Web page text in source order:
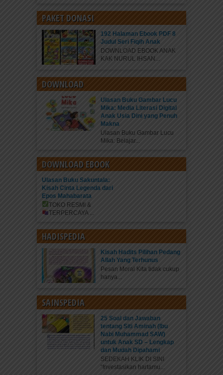
PAKET DONASI
192 Halaman Ebook PDF 8
Judul Seri Fiqih Anak
DOWNLOAD EBOOK ANAK
KAK NURUL IHSAN...
DOWNLOAD
Ulasan Buku Gambar Lucu
Mika: Media Literasi Digital
Anak Usia Dini yang Penuh
Makna
Ulasan Buku Gambar Lucu
Mika: Belajar...
DOWNLOAD EBOOK
Ulasan Buku Sakuntala:
Kisah Cinta Legenda dari
Epos Mahabarata
TOKO RESMI &
TERPERCAYA ...
HADISPEDIA
Kisah Hadits Pilihan Pedang
Allah Yang Terhunus
Pesan Moral Kita tidak cukup
hanya...
SAINSPEDIA
25 Soal dan Jawaban
tentang Siti Aminah (Ibu
Nabi Muhammad SAW)
untuk Anak SD – Lengkap
dan Mudah Dipahami
SEDEKAH KLIK DI SINI
“Investasikan hartamu...